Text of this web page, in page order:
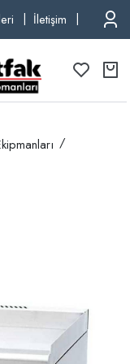
İletişim TEL: